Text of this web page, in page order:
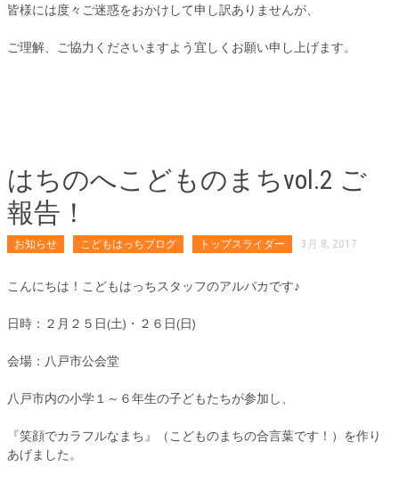
皆様には度々ご迷惑をおかけして申し訳ありませんが、
ご理解、ご協力くださいますよう宜しくお願い申し上げます。
はちのへこどものまちvol.2 ご
報告！
お知らせ こどもはっちブログ トップスライダー 3月 8, 2017
こんにちは！こどもはっちスタッフのアルパカです♪
日時：２月２５日(土)・２６日(日)
会場：八戸市公会堂
八戸市内の小学１～６年生の子どもたちが参加し、
『笑顔でカラフルなまち』（こどものまちの合言葉です！）を作り
あげました。